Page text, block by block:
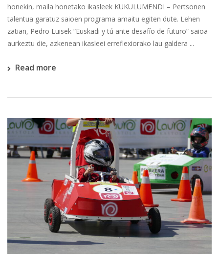
honekin, maila honetako ikasleek KUKULUMENDI – Pertsonen
talentua garatuz saioen programa amaitu egiten dute. Lehen
zatian, Pedro Luisek “Euskadi y tú ante desafío de futuro” saioa
aurkeztu die, azkenean ikasleei erreflexiorako lau galdera ...
Read more